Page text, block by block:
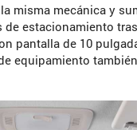
misma mecánica y
estacionamiento
pantalla de 10
equipamiento